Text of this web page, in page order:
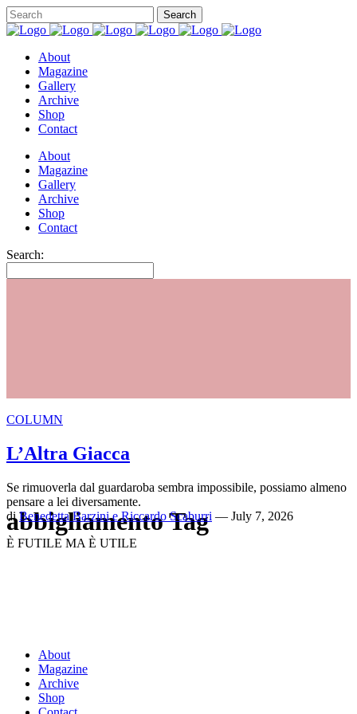
About
Magazine
Gallery
Archive
Shop
Contact
About
Magazine
Gallery
Archive
Shop
Contact
Search:
abbigliamento Tag
COLUMN
L’Altra Giacca
Se rimuoverla dal guardaroba sembra impossibile, possiamo almeno
pensare a lei diversamente.
diBenedetta Barzini e Riccardo Scaburri — July 7, 2026
È FUTILE MA È UTILE
About
Magazine
Archive
Shop